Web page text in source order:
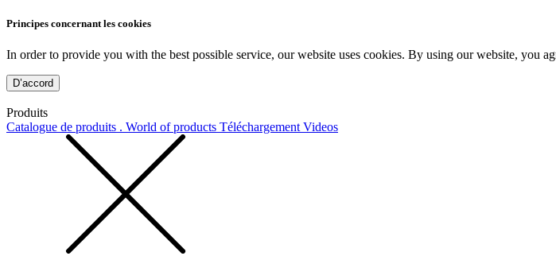
Principes concernant les cookies
In order to provide you with the best possible service, our website uses cookies. By using our website, you
D’accord
Produits
Catalogue de produits . World of products Téléchargement Videos